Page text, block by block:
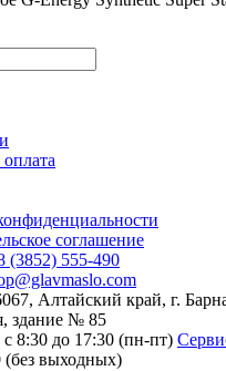
соглашение
(3852) 555-490
Алтайский край, г.
здание № 85
с 8:30 до 17:30 (пн-пт)
(без выходных)